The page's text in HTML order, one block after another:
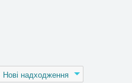
Нові надходження